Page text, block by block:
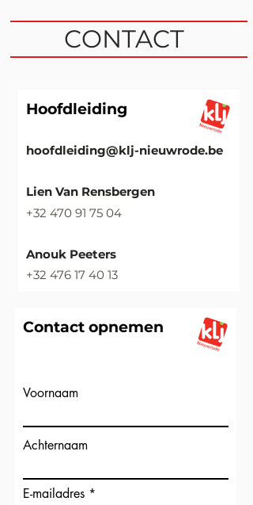
CONTACT
Hoofdleiding
hoofdleiding@klj-nieuwrode.be
Lien Van Rensbergen
+32 470 91 75 04
Anouk Peeters
+32 476 17 40 13
Contact opnemen
Voornaam
Achternaam
E-mailadres